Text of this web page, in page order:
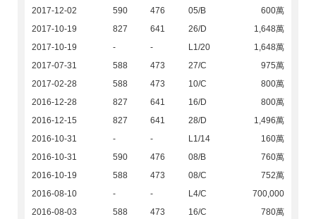
2017-12-02
590 476 05/B
600萬
2017-10-19
827 641 26/D
1,648萬
2017-10-19
- - L1/20
1,648萬
2017-07-31
588 473 27/C
975萬
2017-02-28
588 473 10/C
800萬
2016-12-28
827 641 16/D
800萬
2016-12-15
827 641 28/D
1,496萬
2016-10-31
- - L1/14
160萬
2016-10-31
590 476 08/B
760萬
2016-10-19
588 473 08/C
752萬
2016-08-10
- - L4/C
700,000
2016-08-03
588 473 16/C
780萬